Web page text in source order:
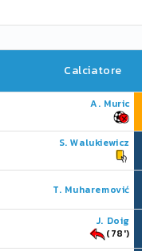
Calciatore
A. Muric
S. Walukiewicz
T. Muharemović
J. Doig
(78')